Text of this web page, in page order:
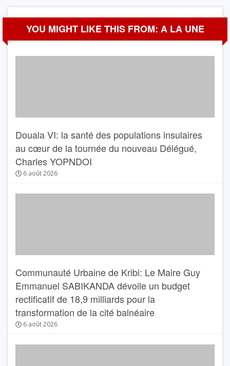
YOU MIGHT LIKE THIS FROM: A LA UNE
Douala VI: la santé des populations insulaires
au cœur de la tournée du nouveau Délégué,
Charles YOPNDOI
6 août 2026
Communauté Urbaine de Kribi: Le Maire Guy
Emmanuel SABIKANDA dévoile un budget
rectificatif de 18,9 milliards pour la
transformation de la cité balnéaire
6 août 2026